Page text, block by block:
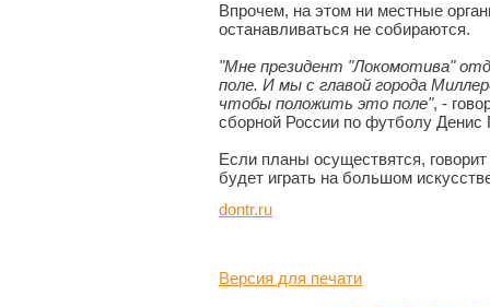
Впрочем, на этом ни местные
останавливаться не собираются.
"Мне президент "Локомотива"
поле. И мы с главой города
чтобы положить это поле", -
сборной России по футболу Денис
Если планы осуществятся,
будет играть на большом
dontr.ru
Версия для печати